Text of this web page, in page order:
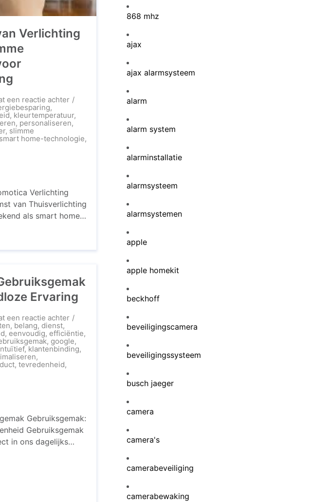
Verlichting
een reactie achterop
Revolutie
van
Verlichting
Domotica:
Slimme
,
, kleurtemperatuur,
, personaliseren,
, slimme
smart home-technologie,
Verlichting
van Thuisverlichting
als smart home-
verlichten. Met de
druk op de knop of
Ervaring
een reactie achterop
Gebruiksgemak
voor
een
Naadloze
, belang, dienst,
, eenvoudig, efficiëntie,
, google,
, klantenbinding,
,
, tevredenheid,
Gebruiksgemak:
Gebruiksgemak
in ons dagelijks
draait allemaal
868 mhz
ajax
ajax alarmsysteem
alarm
alarm system
alarminstallatie
alarmsysteem
alarmsystemen
apple
apple homekit
beckhoff
beveiligingscamera
beveiligingssysteem
busch jaeger
camera
camera's
camerabeveiliging
camerabewaking